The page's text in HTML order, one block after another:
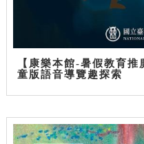
【康樂本館-暑假教育
童版語音導覽趣探索